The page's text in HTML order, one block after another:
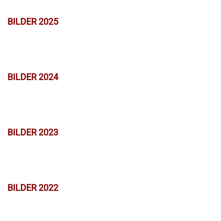
BILDER 2025
BILDER 2024
BILDER 2023
BILDER 2022